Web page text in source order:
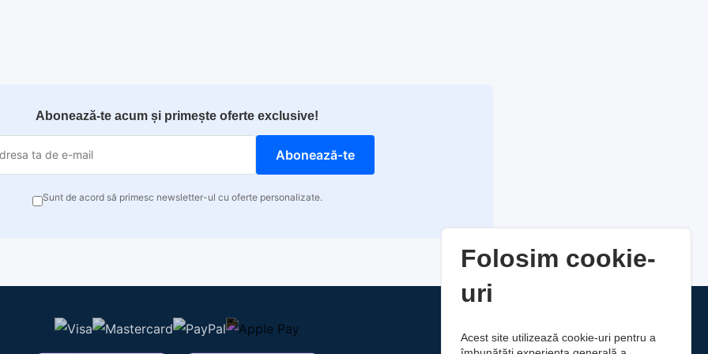
Abonează-te acum și primește oferte exclusive!
Abonează-te
Sunt de acord să primesc newsletter-ul cu oferte personalizate.
Folosim cookie-
uri
Acest site utilizează cookie-uri pentru a